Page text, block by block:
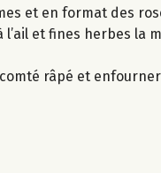
et en format des
et fines herbes la
râpé et